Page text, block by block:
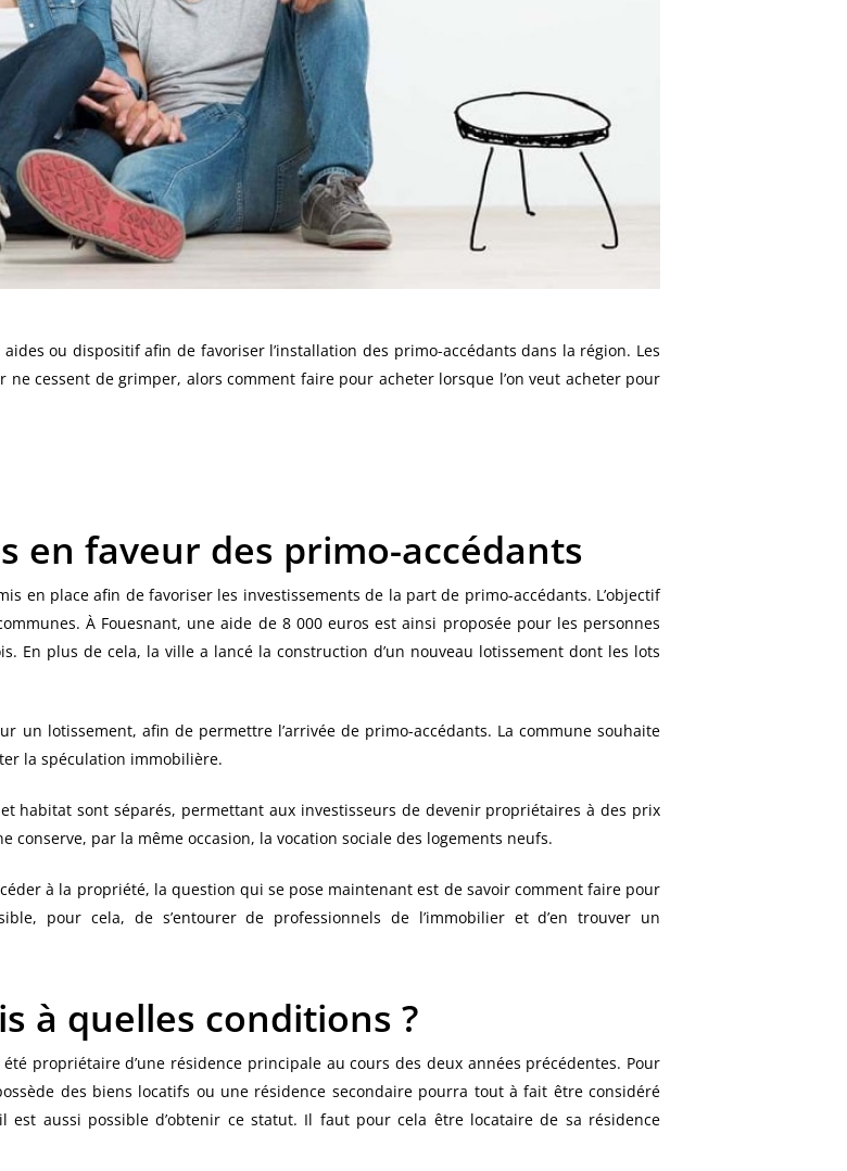
ou dispositif afin de favoriser l’installation des primo-accédants dans la région. Les
cessent de grimper, alors comment faire pour acheter lorsque l’on veut acheter pour
en faveur des primo-accédants
en place afin de favoriser les investissements de la part de primo-accédants. L’objectif
À Fouesnant, une aide de 8 000 euros est ainsi proposée pour les personnes
En plus de cela, la ville a lancé la construction d’un nouveau lotissement dont les lots
un lotissement, afin de permettre l’arrivée de primo-accédants. La commune souhaite
la spéculation immobilière.
habitat sont séparés, permettant aux investisseurs de devenir propriétaires à des prix
conserve, par la même occasion, la vocation sociale des logements neufs.
à la propriété, la question qui se pose maintenant est de savoir comment faire pour
pour cela, de s’entourer de professionnels de l’immobilier et d’en trouver un
à quelles conditions ?
propriétaire d’une résidence principale au cours des deux années précédentes. Pour
des biens locatifs ou une résidence secondaire pourra tout à fait être considéré
est aussi possible d’obtenir ce statut. Il faut pour cela être locataire de sa résidence